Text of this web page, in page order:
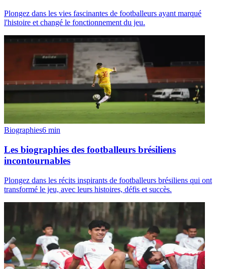
Plongez dans les vies fascinantes de footballeurs ayant marqué
l'histoire et changé le fonctionnement du jeu.
Biographies6 min
Les biographies des footballeurs brésiliens
incontournables
Plongez dans les récits inspirants de footballeurs brésiliens qui ont
transformé le jeu, avec leurs histoires, défis et succès.